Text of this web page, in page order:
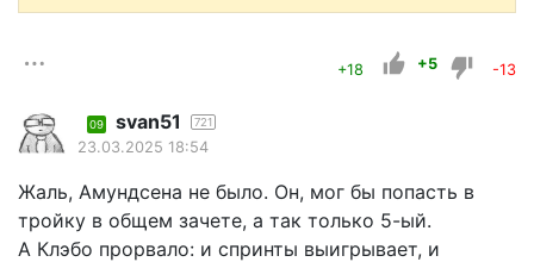
+18 +5 -13
09 svan51 721
23.03.2025 18:54
Жаль, Амундсена не было. Он, мог бы попасть в
тройку в общем зачете, а так только 5-ый.
А Клэбо прорвало: и спринты выигрывает, и